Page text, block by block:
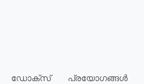
ഡോക്സ് പ്രയോഗങ്ങള്‍